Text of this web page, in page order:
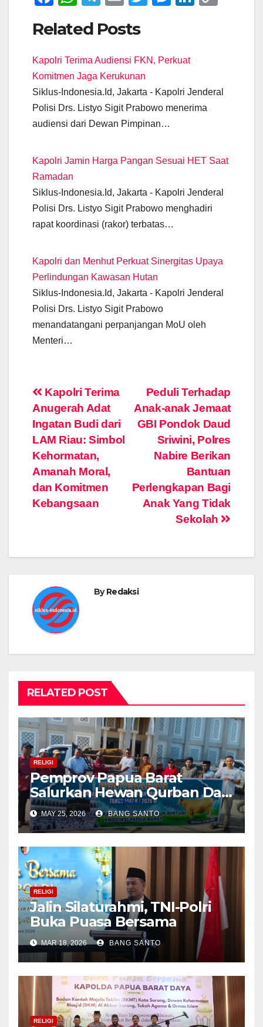
c
e
b
o
o
k
at
s
A
p
p
e
gr
a
m
ail
er e
g
er
n
n
Related Posts
Kapolri Terima Audiensi FKN, Perkuat
Komitmen Jaga Kerukunan
Siklus-Indonesia.Id, Jakarta - Kapolri Jenderal
Polisi Drs. Listyo Sigit Prabowo menerima
audiensi dari Dewan Pimpinan…
Kapolri Jamin Harga Pangan Sesuai HET Saat
Ramadan
Siklus-Indonesia.Id, Jakarta - Kapolri Jenderal
Polisi Drs. Listyo Sigit Prabowo menghadiri
rapat koordinasi (rakor) terbatas…
Kapolri dan Menhut Perkuat Sinergitas Upaya
Perlindungan Kawasan Hutan
Siklus-Indonesia.Id, Jakarta - Kapolri Jenderal
Polisi Drs. Listyo Sigit Prabowo
menandatangani perpanjangan MoU oleh
Menteri…
Post
navigation
Peduli Terhadap
Anak-anak Jemaat
GBI Pondok Daud
Sriwini, Polres
Nabire Berikan
Bantuan
Perlengkapan Bagi
Anak Yang Tidak
Sekolah
Kapolri Terima
Anugerah Adat
Ingatan Budi dari
LAM Riau: Simbol
Kehormatan,
Amanah Moral,
dan Komitmen
Kebangsaan
ByRedaksi
RELATED POST
RELIGI
Pemprov Papua Barat
Salurkan Hewan Qurban Dari
Presiden ke Kabupaten
Bintuni Jelang Hari Raya Idul
Adha
MAY 25, 2026 BANG SANTO
RELIGI
Jalin Silaturahmi, TNI-Polri
Buka Puasa Bersama
MAR 18, 2026 BANG SANTO
RELIGI